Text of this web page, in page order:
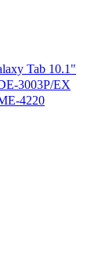
Tab 10.1"
3003P/EX
4220